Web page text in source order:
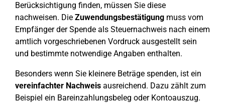
Berücksichtigung finden, müssen Sie diese
nachweisen. Die Zuwendungsbestätigung muss vom
Empfänger der Spende als Steuernachweis nach einem
amtlich vorgeschriebenen Vordruck ausgestellt sein
und bestimmte notwendige Angaben enthalten.
Besonders wenn Sie kleinere Beträge spenden, ist ein
vereinfachter Nachweis ausreichend. Dazu zählt zum
Beispiel ein Bareinzahlungsbeleg oder Kontoauszug.